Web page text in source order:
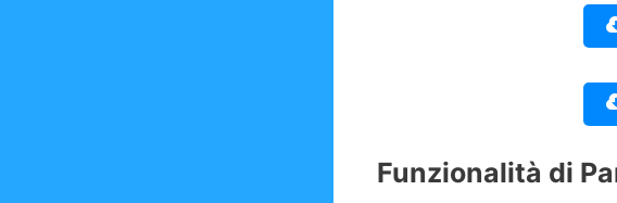
Funzionalità di